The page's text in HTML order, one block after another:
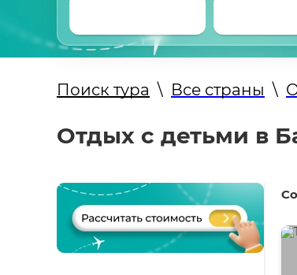
Поиск тура \ Все страны \
Отдых с детьми в